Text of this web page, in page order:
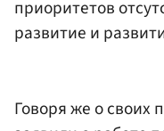
приоритетов
развитие и
Говоря же о своих